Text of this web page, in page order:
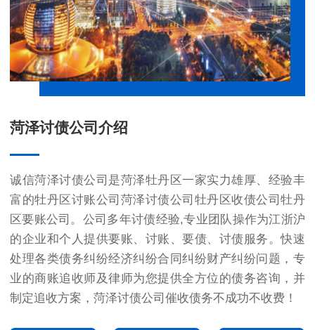
菏泽讨债公司介绍
诚信菏泽讨债公司是菏泽牡丹区一家实力雄厚、经验丰
富的牡丹区讨账公司菏泽讨债公司牡丹区收债公司牡丹
区要账公司。公司多年讨债经验,专业团队操作为江浙沪
的企业和个人提供要账、讨账、要债、讨债服务。快速
处理各类债务纠纷经济纠纷合同纠纷财产纠纷问题，专
业的商账追收师及律师为您提供全方位的债务咨询，并
制定追收方案，菏泽讨债公司催收债务不成功不收费！